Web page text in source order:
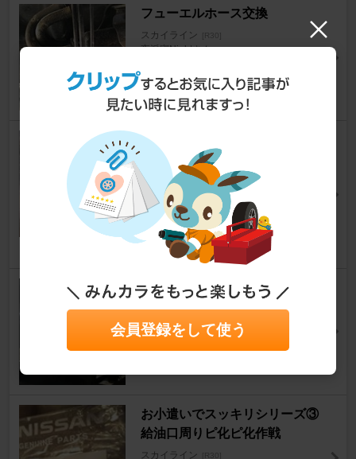
フューエルホース交換
スカイライン [R30]
夜派寝Nightさん
日産プリンス川越店にてヒータ
ーコア交換・エンジンホース類
交換・ラジェーター・水周り関
連の修理。
スカイライン [R30]
Ｒさんさん
20
1
燃料フィルターの交換
スカイライン [R30]
田んぼESさん
お小遣いでスッキリシリーズ③
給油口周りピ化ピ化作戦
スカイライン [R30]
会員登録をして使う